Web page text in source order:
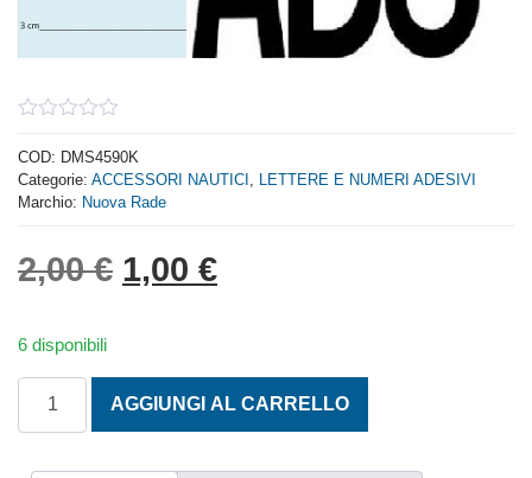
out
of
5
COD: DMS4590K
Categorie: ACCESSORI NAUTICI
LETTERE E NUMERI ADESIVI
Marchio: Nuova Rade
2,00€ Il prezzo originale era:
1,00 €Il prezzo attuale è:
6 disponibili
AGGIUNGI AL CARRELLO